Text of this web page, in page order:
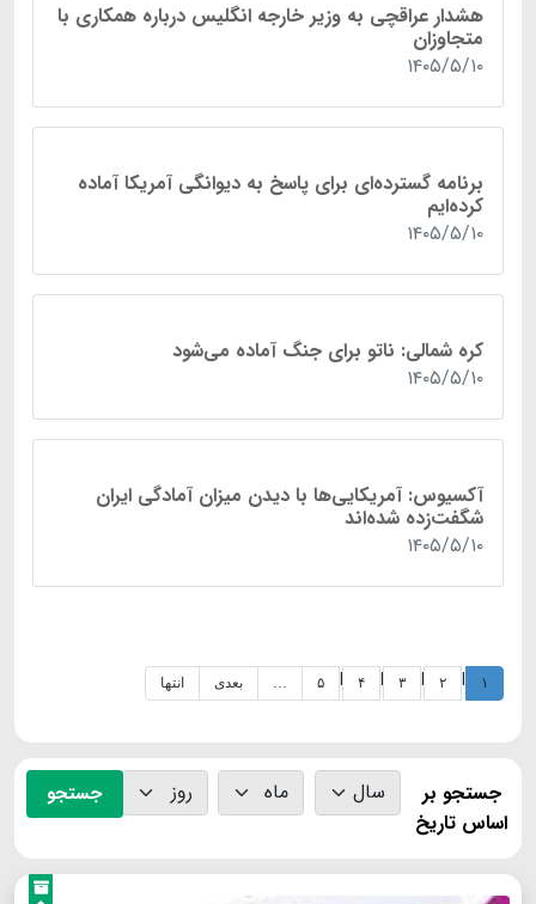
هشدار عراقچی به وزیر خارجه انگلیس درباره همکاری با
متجاوزان
۱۴۰۵/۵/۱۰
برنامه گسترده‌ای برای پاسخ به دیوانگی آمریکا آماده
کرده‌ایم
۱۴۰۵/۵/۱۰
کره شمالی: ناتو برای جنگ آماده می‌شود
۱۴۰۵/۵/۱۰
آکسیوس: آمریکایی‌ها با دیدن میزان آمادگی ایران
شگفت‌زده شده‌اند
۱۴۰۵/۵/۱۰
۱ | ۲ | ۳ | ۴ | ۵ … بعدی انتها
جستجو بر
اساس تاریخ
جستجو